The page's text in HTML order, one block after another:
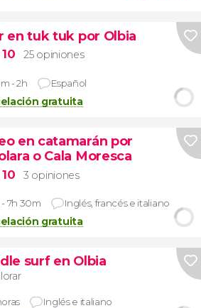
en tuk tuk por Olbia
25 opiniones
- 2h Español
gratuita
en catamarán por
o Cala Moresca
3 opiniones
- 7h 30m Inglés, francés e italiano
gratuita
surf en Olbia
Inglés e italiano